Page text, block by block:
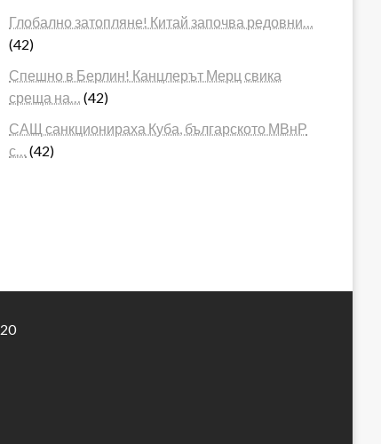
Глобално затопляне! Китай започва редовни…
(42)
Спешно в Берлин! Канцлерът Мерц свика
среща на…
(42)
САЩ санкционираха Куба, българското МВнР
с…
(42)
20